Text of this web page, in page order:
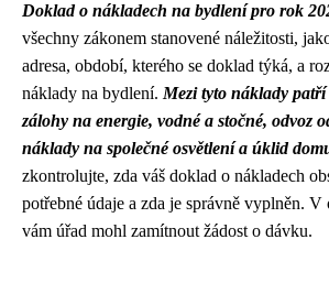
Doklad o nákladech na bydlení pro rok
všechny zákonem stanovené náležitosti,
adresa, období, kterého se doklad týká, a
náklady na bydlení. Mezi tyto náklady
zálohy na energie, vodné a stočné, odvoz
náklady na společné osvětlení a úklid
zkontrolujte, zda váš doklad o nákladech
potřebné údaje a zda je správně vyplněn. V
vám úřad mohl zamítnout žádost o dávku.